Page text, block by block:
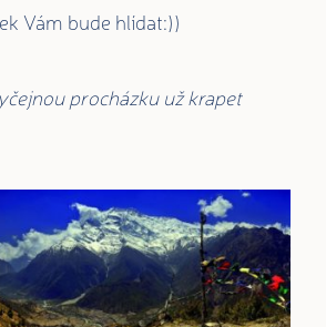
Vám bude hlídat:))
procházku už krapet